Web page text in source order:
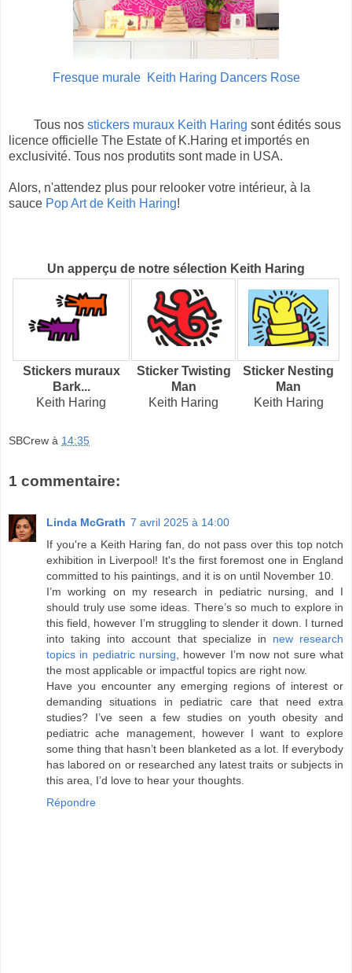
Fresque murale Keith Haring Dancers Rose
Tous nos stickers muraux Keith Haring sont édités sous
licence officielle The Estate of K.Haring et importés en
exclusivité. Tous nos produtits sont made in USA.
Alors, n'attendez plus pour relooker votre intérieur, à la
sauce Pop Art de Keith Haring!
Un apperçu de notre sélection Keith Haring
Stickers muraux
Bark...
Keith Haring
Sticker Twisting
Man
Keith Haring
Sticker Nesting
Man
Keith Haring
SBCrew à 14:35
1 commentaire:
Linda McGrath 7 avril 2025 à 14:00
If you're a Keith Haring fan, do not pass over this top notch
exhibition in Liverpool! It's the first foremost one in England
committed to his paintings, and it is on until November 10.
I’m working on my research in pediatric nursing, and I
should truly use some ideas. There’s so much to explore in
this field, however I’m struggling to slender it down. I turned
into taking into account that specialize in new research
topics in pediatric nursing , however I’m now not sure what
the most applicable or impactful topics are right now.
Have you encounter any emerging regions of interest or
demanding situations in pediatric care that need extra
studies? I’ve seen a few studies on youth obesity and
pediatric ache management, however I want to explore
some thing that hasn’t been blanketed as a lot. If everybody
has labored on or researched any latest traits or subjects in
this area, I’d love to hear your thoughts.
Répondre